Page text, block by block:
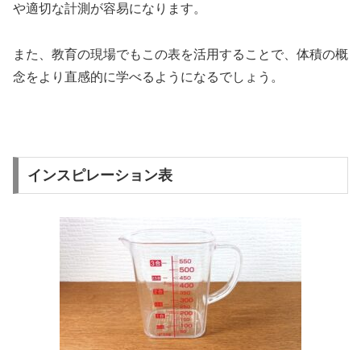
や適切な計測が容易になります。
また、教育の現場でもこの表を活用することで、体積の概
念をより直感的に学べるようになるでしょう。
インスピレーション表